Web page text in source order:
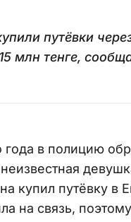
путёвки
млн тенге,
в полицию
купил путёвку в
на связь,